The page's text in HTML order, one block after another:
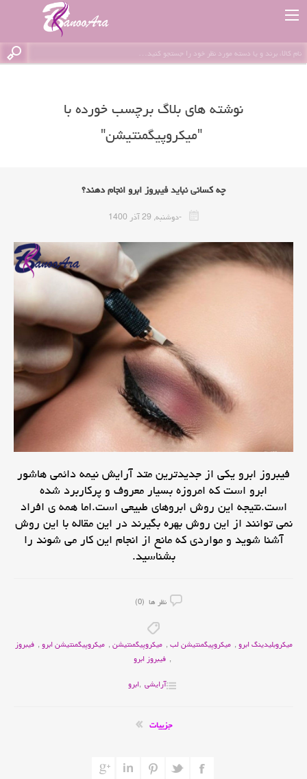
نوشته های بلاگ برچسب خورده با
"میکروپیگمنتیشن"
چه کسانی نباید فیبروز ابرو انجام دهند؟
-دوشنبه, 29 آذر 1400
فیبروز ابرو یکی از جدیدترین متد آرایش نیمه دائمی هاشور
ابرو است که امروزه بسیار معروف و پرکاربرد شده
است.نتیجه این روش ابروهای طبیعی است.اما همه ی افراد
نمی توانند از این روش بهره بگیرند در این مقاله با این روش
آشنا شوید و مواردی که مانع از انجام این کار می شوند را
بشناسید.
نظر ها (0)
میکروبلیدینگ ابرو, میکروپیگمنتیشن لب, میکروپیگمنتیشن, میکروپیگمنتیشن ابرو, فیبروز
, فیبروز ابرو
آرایشی ,ابرو
جزییات